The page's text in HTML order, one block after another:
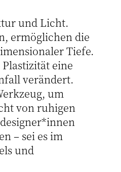
und Licht.
ermöglichen die
Tiefe.
eine
verändert.
um
von ruhigen
– sei es im
und